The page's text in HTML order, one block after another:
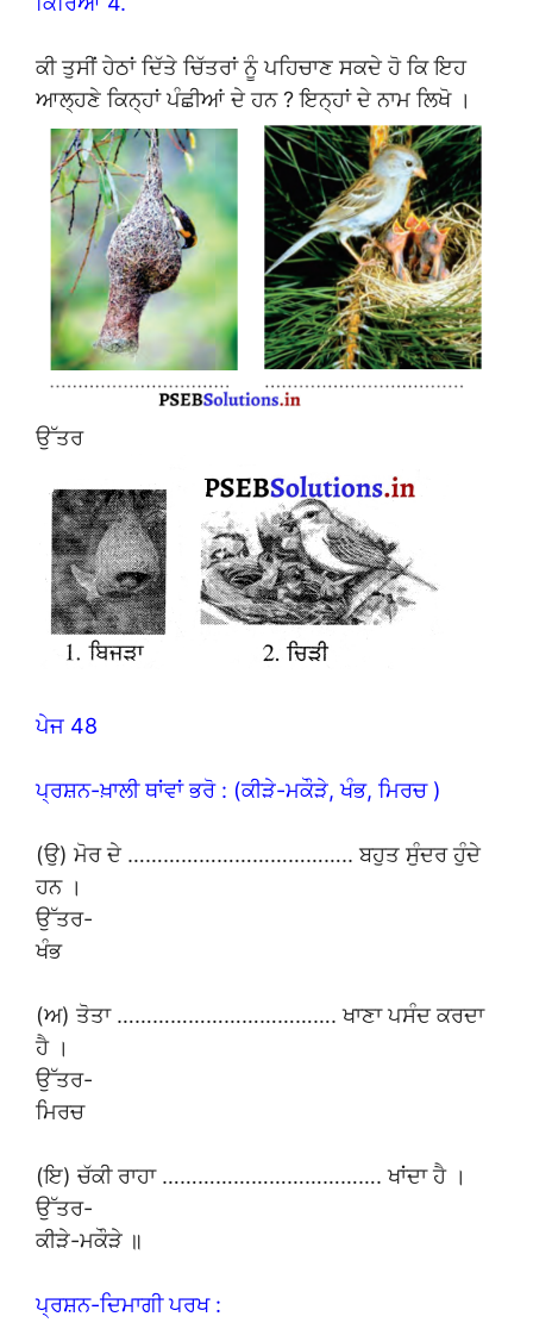
ਕੀ ਤੁਸੀਂ ਹੇਠਾਂ ਦਿੱਤੇ ਚਿੱਤਰਾਂ ਨੂੰ ਪਹਿਚਾਣ ਸਕਦੇ ਹੋ ਕਿ ਇਹ
ਆਲ੍ਹਣੇ ਕਿਨ੍ਹਾਂ ਪੰਛੀਆਂ ਦੇ ਹਨ ? ਇਨ੍ਹਾਂ ਦੇ ਨਾਮ ਲਿਖੋ ।
ਉੱਤਰ
ਪੇਜ 48
ਪ੍ਰਸ਼ਨ-ਖ਼ਾਲੀ ਥਾਂਵਾਂ ਭਰੋ : (ਕੀੜੇ-ਮਕੌੜੇ, ਖੰਭ, ਮਿਰਚ )
(ਉ) ਮੋਰ ਦੇ ……………………………….. ਬਹੁਤ ਸੁੰਦਰ ਹੁੰਦੇ
ਹਨ ।
ਉੱਤਰ-
ਖੰਭ
(ਅ) ਤੋਤਾ ………………………………. ਖਾਣਾ ਪਸੰਦ ਕਰਦਾ
ਹੈ ।
ਉੱਤਰ-
ਮਿਰਚ
(ਇ) ਚੱਕੀ ਰਾਹਾ ………………………………. ਖਾਂਦਾ ਹੈ ।
ਉੱਤਰ-
ਕੀੜੇ-ਮਕੌੜੇ ॥
ਪ੍ਰਸ਼ਨ-ਦਿਮਾਗੀ ਪਰਖ :